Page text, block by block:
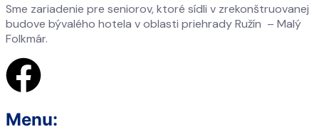
Sme zariadenie pre seniorov, ktoré sídli v zrekonštruovanej
budove bývalého hotela v oblasti priehrady Ružín – Malý
Folkmár.
Menu: